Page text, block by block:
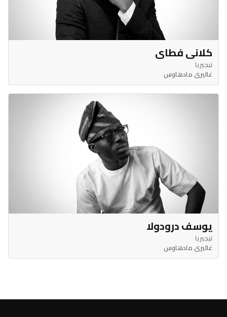
كلاني فطاي
نيجيريا
غاليري مادهاوس
يوسف درودولا
نيجيريا
غاليري مادهاوس